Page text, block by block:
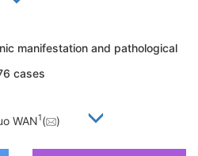
manifestation and pathological
cases
WAN1( )